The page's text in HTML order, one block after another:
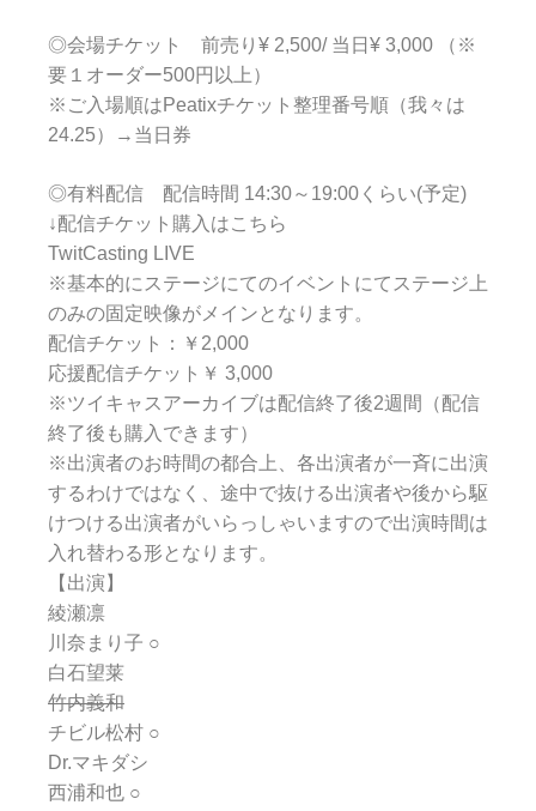
◎会場チケット 前売り¥ 2,500/ 当日¥ 3,000 （※
要１オーダー500円以上）
※ご入場順はPeatixチケット整理番号順（我々は
24.25）→当日券
◎有料配信 配信時間 14:30～19:00くらい(予定)
↓配信チケット購入はこちら
TwitCasting LIVE
※基本的にステージにてのイベントにてステージ上
のみの固定映像がメインとなります。
配信チケット：￥2,000
応援配信チケット￥ 3,000
※ツイキャスアーカイブは配信終了後2週間（配信
終了後も購入できます）
※出演者のお時間の都合上、各出演者が一斉に出演
するわけではなく、途中で抜ける出演者や後から駆
けつける出演者がいらっしゃいますので出演時間は
入れ替わる形となります。
【出演】
綾瀬凛
川奈まり子 ○
白石望莱
竹内義和
チビル松村 ○
Dr.マキダシ
西浦和也 ○